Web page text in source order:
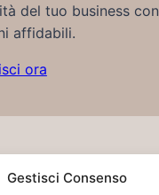
Gestisci Consenso
del tuo business con
affidabili.
ora